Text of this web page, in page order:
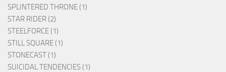
SPLINTERED THRONE (1)
STAR RIDER (2)
STEELFORCE (1)
STILL SQUARE (1)
STONECAST (1)
SUICIDAL TENDENCIES (1)